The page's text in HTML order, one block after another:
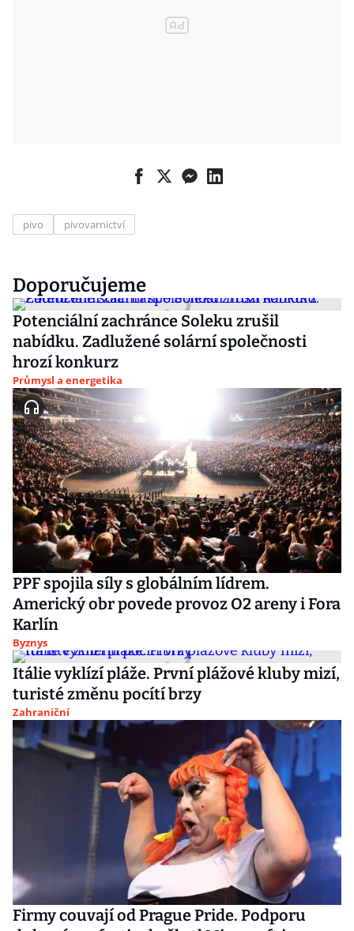
pivo pivovarnictví
Doporučujeme
Potenciální zachránce Soleku zrušil
nabídku. Zadlužené solární společnosti
hrozí konkurz
Průmysl a energetika
PPF spojila síly s globálním lídrem.
Americký obr povede provoz O2 areny i Fora
Karlín
Byznys
Itálie vyklízí pláže. První plážové kluby mizí,
turisté změnu pocítí brzy
Zahraniční
Firmy couvají od Prague Pride. Podporu